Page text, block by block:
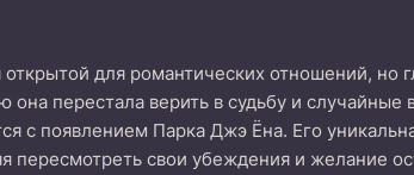
для романтических отношений, но
перестала верить в судьбу и
с появлением Парка Джэ Ёна. Его
пересмотреть свои убеждения и желание